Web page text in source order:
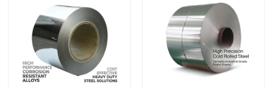
ติดต่อเรา
ขออ้าง